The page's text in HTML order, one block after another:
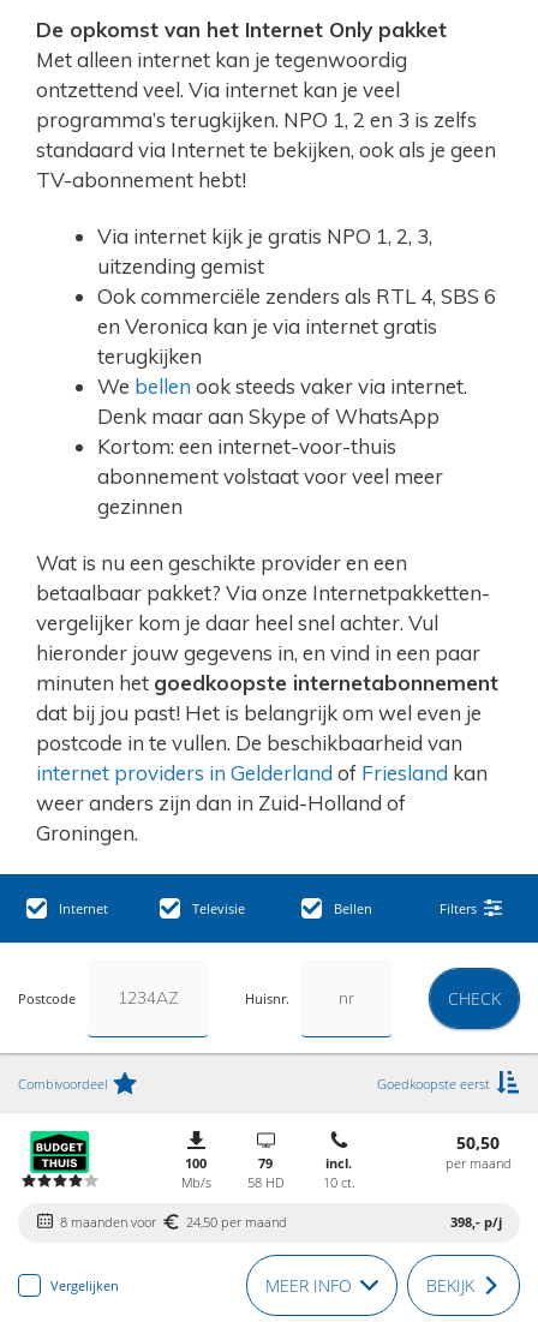
De opkomst van het Internet Only pakket
Met alleen internet kan je tegenwoordig
ontzettend veel. Via internet kan je veel
programma’s terugkijken. NPO 1, 2 en 3 is zelfs
standaard via Internet te bekijken, ook als je geen
TV-abonnement hebt!
Via internet kijk je gratis NPO 1, 2, 3,
uitzending gemist
Ook commerciële zenders als RTL 4, SBS 6
en Veronica kan je via internet gratis
terugkijken
We bellen ook steeds vaker via internet.
Denk maar aan Skype of WhatsApp
Kortom: een internet-voor-thuis
abonnement volstaat voor veel meer
gezinnen
Wat is nu een geschikte provider en een
betaalbaar pakket? Via onze Internetpakketten-
vergelijker kom je daar heel snel achter. Vul
hieronder jouw gegevens in, en vind in een paar
minuten het goedkoopste internetabonnement
dat bij jou past! Het is belangrijk om wel even je
postcode in te vullen. De beschikbaarheid van
internet providers in Gelderland of Friesland kan
weer anders zijn dan in Zuid-Holland of
Groningen.
Internet Televisie Bellen Filters
Postcode Huisnr. CHECK
Combivoordeel Goedkoopste eerst
100
Mb/s
79
58 HD
incl.
10 ct.
50,50
per maand
8 maanden voor 24,50 per maand 398,- p/j
Vergelijken MEER INFO BEKIJK